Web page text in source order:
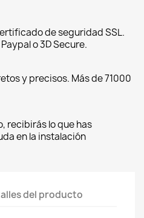
de seguridad SSL.
o 3D Secure.
y precisos. Más de 71000
recibirás lo que has
en la instalación
del producto